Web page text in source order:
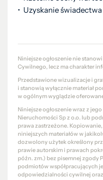
• Uzyskanie
Niniejsze ogłoszenie nie
Cywilnego, lecz ma charakter
Przedstawione wizualizacje i
i stanowią wyłącznie materiał
w ogólnym wyglądzie
Niniejsze ogłoszenie wraz z
Nieruchomości Sp z o.o. lub
prawa zastrzeżone.
niniejszych materiałów w
dozwolony użytek określony
prawie autorskim i prawach
późn. zm.) bez pisemnej zgody
podmiotów współpracujących
odpowiedzialności cywilnej